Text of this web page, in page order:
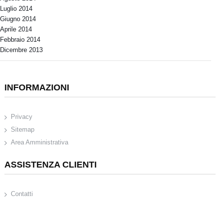
Luglio 2014
Giugno 2014
Aprile 2014
Febbraio 2014
Dicembre 2013
INFORMAZIONI
Privacy
Sitemap
Area Amministrativa
ASSISTENZA CLIENTI
Contatti